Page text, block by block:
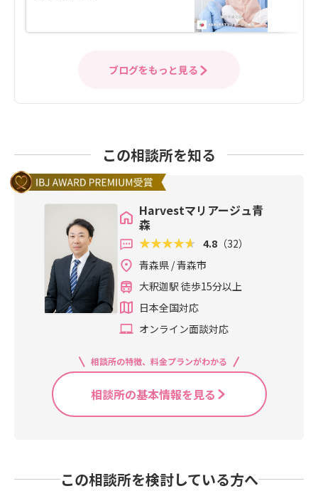
ブログをもっと見る
この相談所を知る
Harvestマリアージュ青
森
4.8 （32）
青森県 / 青森市
大釈迦駅 徒歩15分以上
日本全国対応
オンライン面談対応
相談所の特徴、料金プランがわかる
相談所の基本情報を見る
この相談所を検討している方へ